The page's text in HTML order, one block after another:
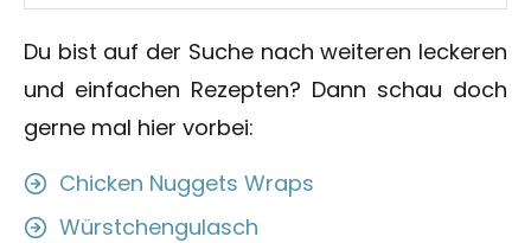
Du bist auf der Suche nach weiteren leckeren
und einfachen Rezepten? Dann schau doch
gerne mal hier vorbei:
Chicken Nuggets Wraps
Würstchengulasch